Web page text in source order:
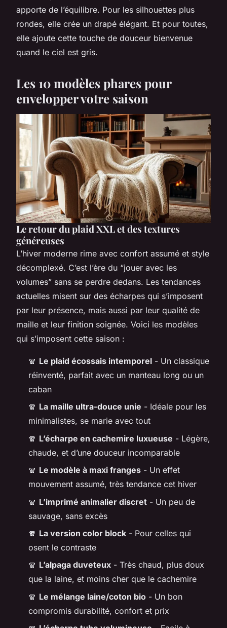
apporte de l’équilibre. Pour les silhouettes plus
rondes, elle crée un drapé élégant. Et pour toutes,
elle ajoute cette touche de douceur bienvenue
quand le ciel est gris.
Les 10 modèles phares pour
envelopper votre saison
Le retour du plaid XXL et des textures
généreuses
L’hiver moderne rime avec confort assumé et style
décomplexé. C’est l’ère du “jouer avec les
volumes” sans se perdre dedans. Les tendances
actuelles misent sur des écharpes qui s’imposent
par leur présence, mais aussi par leur qualité de
maille et leur finition soignée. Voici les modèles
qui s’imposent cette saison :
🧣 Le plaid écossais intemporel - Un classique
réinventé, parfait avec un manteau long ou un
caban
🧣 La maille ultra-douce unie - Idéale pour les
minimalistes, se marie avec tout
🧣 L’écharpe en cachemire luxueuse - Légère,
chaude, et d’une douceur incomparable
🧣 Le modèle à maxi franges - Un effet
mouvement assumé, très tendance cet hiver
🧣 L’imprimé animalier discret - Un peu de
sauvage, sans excès
🧣 La version color block - Pour celles qui
osent le contraste
🧣 L’alpaga duveteux - Très chaud, plus doux
que la laine, et moins cher que le cachemire
🧣 Le mélange laine/coton bio - Un bon
compromis durabilité, confort et prix